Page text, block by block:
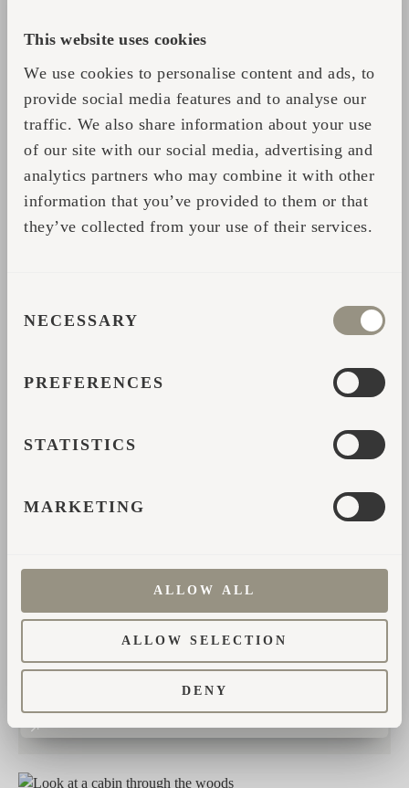
This website uses cookies
We use cookies to personalise content and ads, to
provide social media features and to analyse our
traffic. We also share information about your use
of our site with our social media, advertising and
analytics partners who may combine it with other
information that you’ve provided to them or that
they’ve collected from your use of their services.
SELECTION
NECESSARY
PREFERENCES
STATISTICS
MARKETING
ALLOW ALL
ALLOW SELECTION
DENY
see igavesti muutub, areneb ja kohaneb. Maailmas,
struktureeritumaks, tõhusamaks ja praktilisemaks,
vajad sa kohta, kus asjade loomuliku käiguga taas
See on ka põhjus, miks Iglumaja on ümar,
peegeldades looduse tõelist harmooniat – aitamaks
täiuslikult lineaarses linnapildis võimaldab.
Meie tooted muudavad keskkonda, aidates sul
igapäevarutiinist välja tulla ja enda jaoks aega
võtta.
Ükski jõgi ei kulge sirgelt.